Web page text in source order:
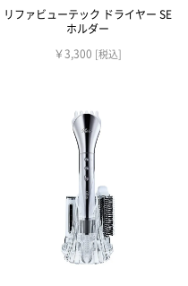
リファビューテック ドライヤー SE
ホルダー
￥3,300 [税込]